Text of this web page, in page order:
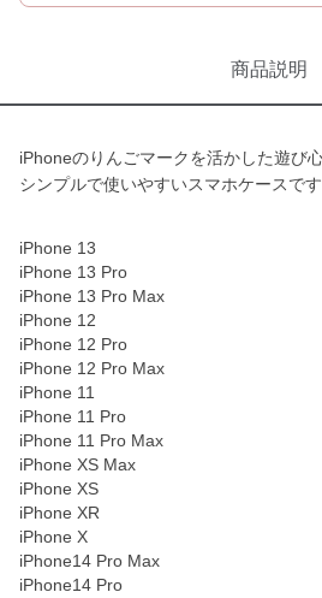
商品説明
iPhoneのりんごマークを活かした遊び
シンプルで使いやすいスマホケースです
iPhone 13
iPhone 13 Pro
iPhone 13 Pro Max
iPhone 12
iPhone 12 Pro
iPhone 12 Pro Max
iPhone 11
iPhone 11 Pro
iPhone 11 Pro Max
iPhone XS Max
iPhone XS
iPhone XR
iPhone X
iPhone14 Pro Max
iPhone14 Pro